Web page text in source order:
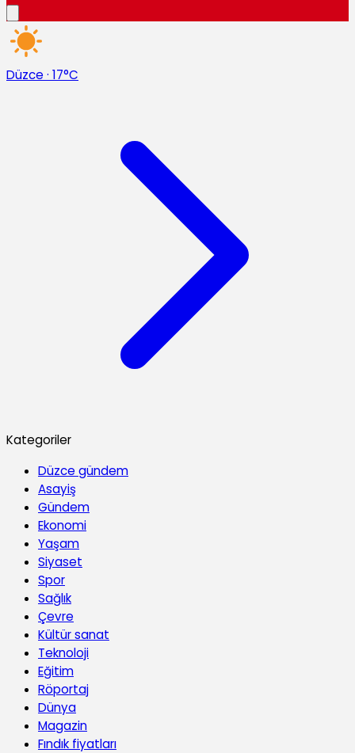
Düzce · 17°C
Kategoriler
Düzce gündem
Asayiş
Gündem
Ekonomi
Yaşam
Siyaset
Spor
Sağlık
Çevre
Kültür sanat
Teknoloji
Eğitim
Röportaj
Dünya
Magazin
Fındık fiyatları